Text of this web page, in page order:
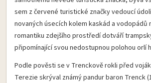
sem z červené turistické značky vedoucí
novaných úsecích kolem kaskád a vodopádů
romantiku zdejšího prostředí dotváří
připomínající svou nedostupnou polohou orlí
Podle pověsti se v Trenckově rokli před
Terezie skrýval známý pandur baron Trenck